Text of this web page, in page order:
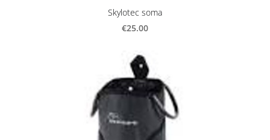
Skylotec soma
€25.00